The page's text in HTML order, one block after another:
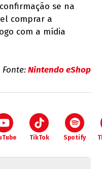
se na
comprar a
com a mídia
Fonte:Nintendo eShop
TikTok Spotify